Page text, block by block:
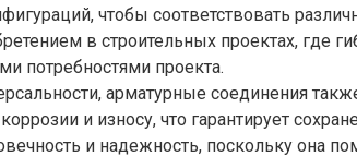
чтобы соответствовать
в строительных проектах, где
потребностями проекта.
арматурные соединения
и износу, что гарантирует
и надежность, поскольку она